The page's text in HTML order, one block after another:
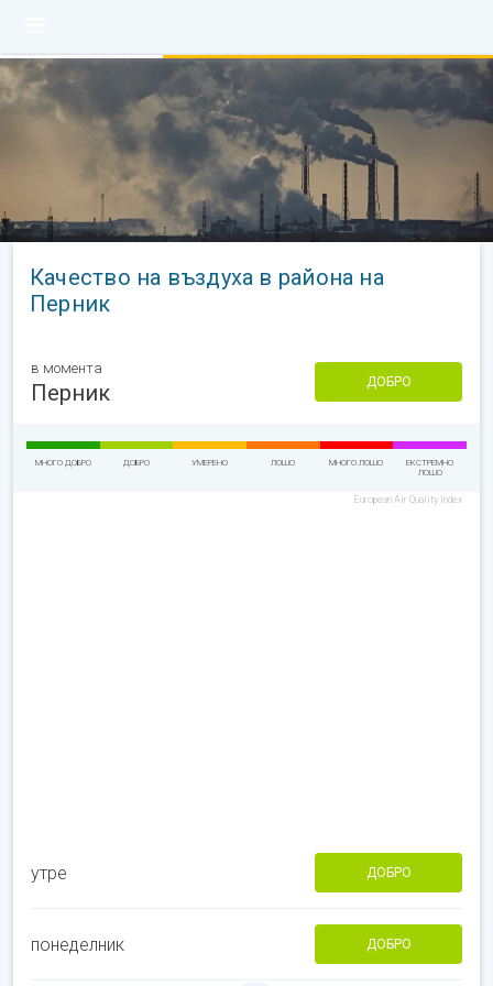
Качество на въздуха в района на
Перник
в момента
Перник ДОБРО
МНОГО ДОБРО ДОБРО УМЕРЕНО ЛОШО МНОГО ЛОШО
ЕКСТРЕМНО
ЛОШО
European Air Quality Index
утре ДОБРО
понеделник ДОБРО